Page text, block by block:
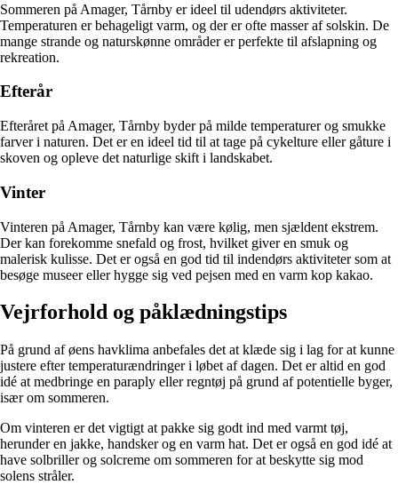
Sommeren på Amager, Tårnby er ideel til udendørs aktiviteter.
Temperaturen er behageligt varm, og der er ofte masser af solskin. De
mange strande og naturskønne områder er perfekte til afslapning og
rekreation.
Efterår
Efteråret på Amager, Tårnby byder på milde temperaturer og smukke
farver i naturen. Det er en ideel tid til at tage på cykelture eller gåture i
skoven og opleve det naturlige skift i landskabet.
Vinter
Vinteren på Amager, Tårnby kan være kølig, men sjældent ekstrem.
Der kan forekomme snefald og frost, hvilket giver en smuk og
malerisk kulisse. Det er også en god tid til indendørs aktiviteter som at
besøge museer eller hygge sig ved pejsen med en varm kop kakao.
Vejrforhold og påklædningstips
På grund af øens havklima anbefales det at klæde sig i lag for at kunne
justere efter temperaturændringer i løbet af dagen. Det er altid en god
idé at medbringe en paraply eller regntøj på grund af potentielle byger,
især om sommeren.
Om vinteren er det vigtigt at pakke sig godt ind med varmt tøj,
herunder en jakke, handsker og en varm hat. Det er også en god idé at
have solbriller og solcreme om sommeren for at beskytte sig mod
solens stråler.